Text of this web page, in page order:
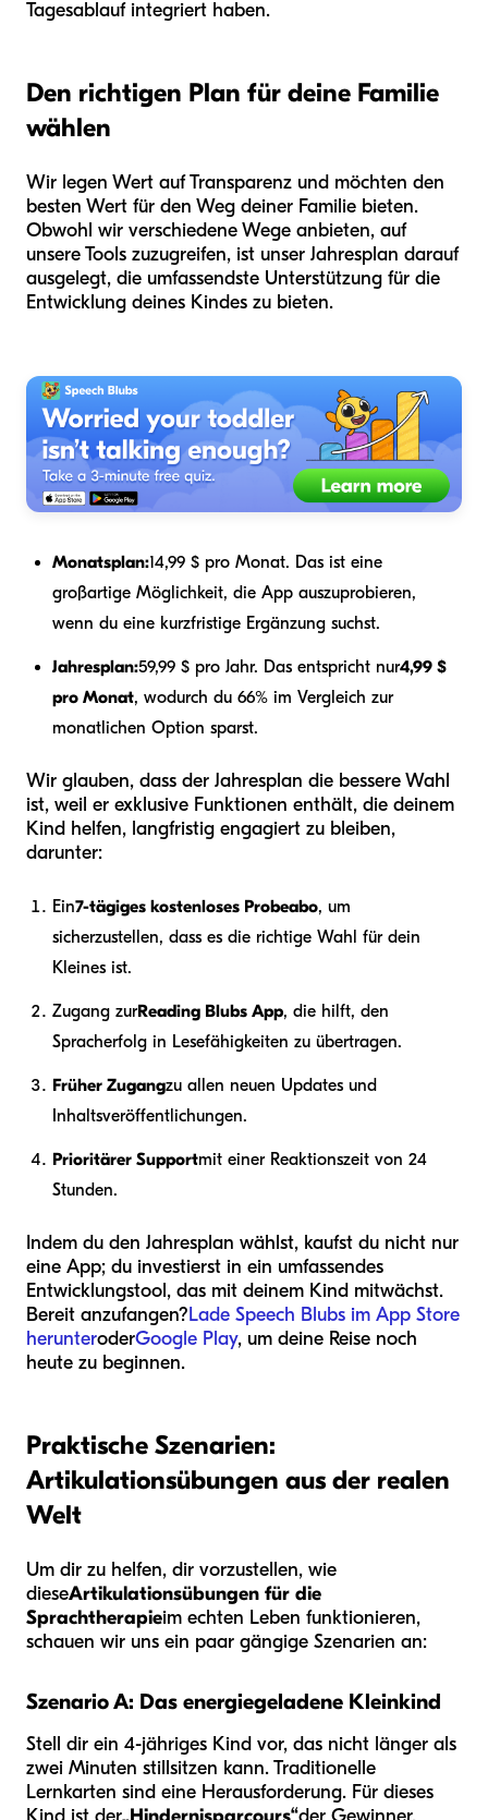
Tagesablauf integriert haben.
Den richtigen Plan für deine Familie
wählen
Wir legen Wert auf Transparenz und möchten den
besten Wert für den Weg deiner Familie bieten.
Obwohl wir verschiedene Wege anbieten, auf
unsere Tools zuzugreifen, ist unser Jahresplan darauf
ausgelegt, die umfassendste Unterstützung für die
Entwicklung deines Kindes zu bieten.
Monatsplan:14,99 $ pro Monat. Das ist eine
großartige Möglichkeit, die App auszuprobieren,
wenn du eine kurzfristige Ergänzung suchst.
Jahresplan:59,99 $ pro Jahr. Das entspricht nur4,99 $
pro Monat, wodurch du 66% im Vergleich zur
monatlichen Option sparst.
Wir glauben, dass der Jahresplan die bessere Wahl
ist, weil er exklusive Funktionen enthält, die deinem
Kind helfen, langfristig engagiert zu bleiben,
darunter:
Ein7-tägiges kostenloses Probeabo, um
sicherzustellen, dass es die richtige Wahl für dein
Kleines ist.
Zugang zurReading Blubs App, die hilft, den
Spracherfolg in Lesefähigkeiten zu übertragen.
Früher Zugangzu allen neuen Updates und
Inhaltsveröffentlichungen.
Prioritärer Supportmit einer Reaktionszeit von 24
Stunden.
Indem du den Jahresplan wählst, kaufst du nicht nur
eine App; du investierst in ein umfassendes
Entwicklungstool, das mit deinem Kind mitwächst.
Bereit anzufangen?Lade Speech Blubs im App Store
herunteroderGoogle Play, um deine Reise noch
heute zu beginnen.
Praktische Szenarien:
Artikulationsübungen aus der realen
Welt
Um dir zu helfen, dir vorzustellen, wie
dieseArtikulationsübungen für die
Sprachtherapieim echten Leben funktionieren,
schauen wir uns ein paar gängige Szenarien an:
Szenario A: Das energiegeladene Kleinkind
Stell dir ein 4-jähriges Kind vor, das nicht länger als
zwei Minuten stillsitzen kann. Traditionelle
Lernkarten sind eine Herausforderung. Für dieses